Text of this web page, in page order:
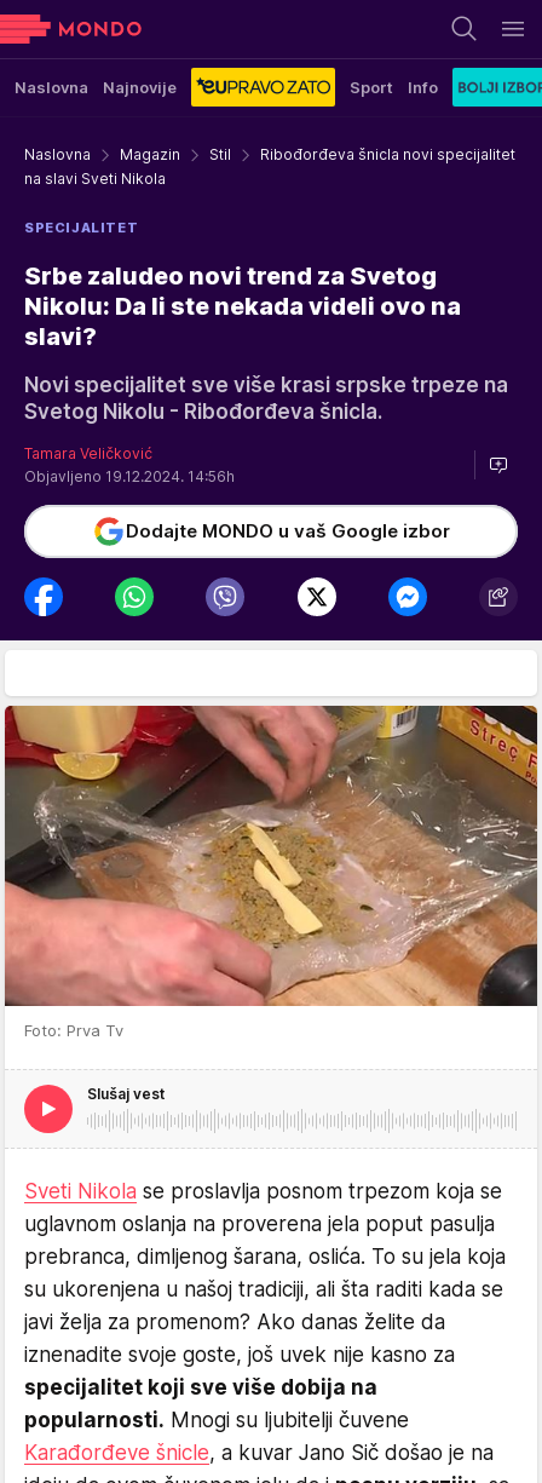
Naslovna Najnovije Sport Info
Naslovna Magazin Stil
Ribođorđeva šnicla novi specijalitet
na slavi Sveti Nikola
SPECIJALITET
Srbe zaludeo novi trend za Svetog
Nikolu: Da li ste nekada videli ovo na
slavi?
Novi specijalitet sve više krasi srpske trpeze na
Svetog Nikolu - Ribođorđeva šnicla.
Tamara Veličković
Objavljeno 19.12.2024. 14:56h
Dodajte MONDO u vaš Google izbor
Foto: Prva Tv
Slušaj vest
Sveti Nikola se proslavlja posnom trpezom koja se
uglavnom oslanja na proverena jela poput pasulja
prebranca, dimljenog šarana, oslića. To su jela koja
su ukorenjena u našoj tradiciji, ali šta raditi kada se
javi želja za promenom? Ako danas želite da
iznenadite svoje goste, još uvek nije kasno za
specijalitet koji sve više dobija na
popularnosti. Mnogi su ljubitelji čuvene
Karađorđeve šnicle, a kuvar Jano Sič došao je na